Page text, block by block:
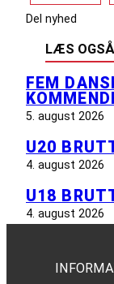
Del nyhed
LÆS OGSÅ
FEM
5. august 2026
U20
4. august 2026
U18
4. august 2026